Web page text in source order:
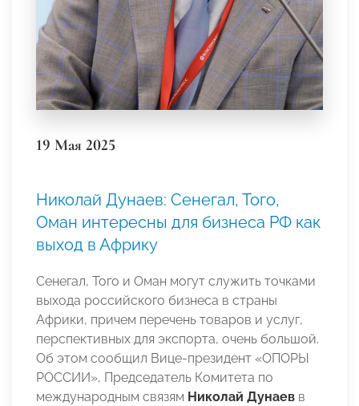
19 Мая 2025
Николай Дунаев: Сенегал, Того,
Оман интересны для бизнеса РФ как
выход в Африку
Сенегал, Того и Оман могут служить точками
выхода российского бизнеса в страны
Африки, причем перечень товаров и услуг,
перспективных для экспорта, очень большой.
Об этом сообщил Вице-президент «ОПОРЫ
РОССИИ», Председатель Комитета по
международным связям Николай Дунаев в